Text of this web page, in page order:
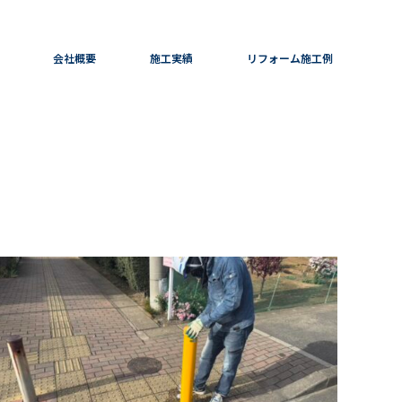
会社概要 施工実績 リフォーム施工例